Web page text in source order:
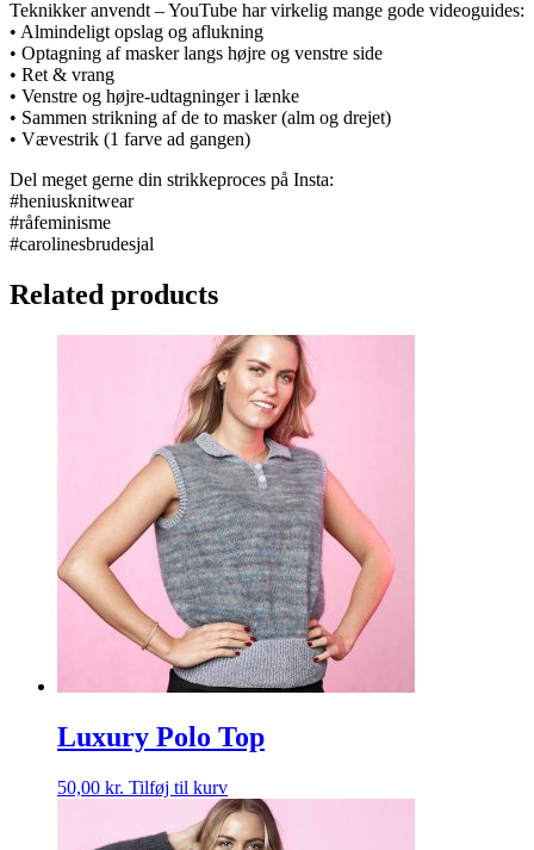
Teknikker anvendt – YouTube har virkelig mange gode videoguides:
• Almindeligt opslag og aflukning
• Optagning af masker langs højre og venstre side
• Ret & vrang
• Venstre og højre-udtagninger i lænke
• Sammen strikning af de to masker (alm og drejet)
• Vævestrik (1 farve ad gangen)
Del meget gerne din strikkeproces på Insta:
#heniusknitwear
#råfeminisme
#carolinesbrudesjal
Related products
Luxury Polo Top
50,00 kr. Tilføj til kurv